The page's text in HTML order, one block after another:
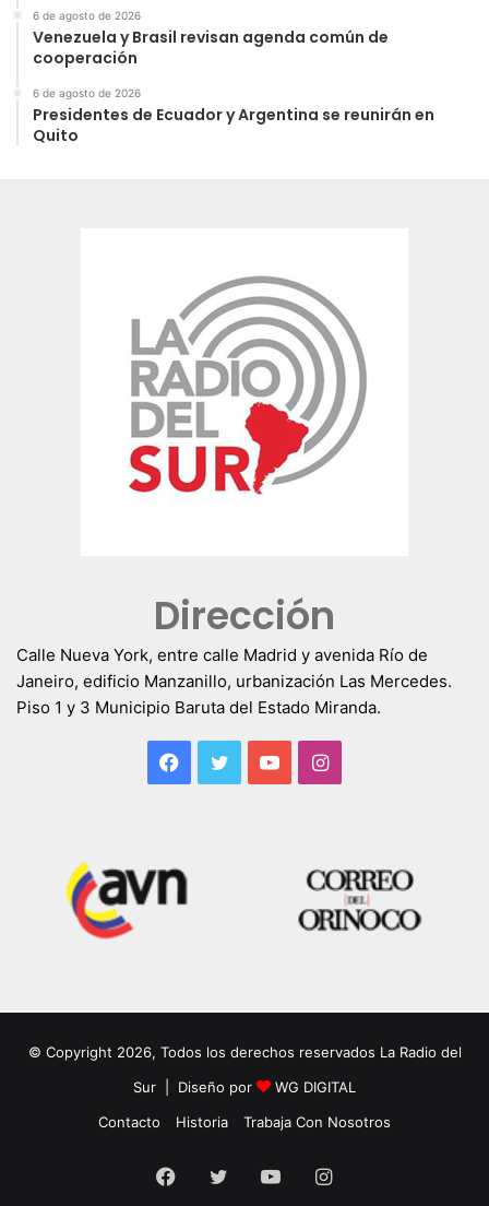
6 de agosto de 2026
Venezuela y Brasil revisan agenda común de
cooperación
6 de agosto de 2026
Presidentes de Ecuador y Argentina se reunirán en
Quito
Dirección
Calle Nueva York, entre calle Madrid y avenida Río de
Janeiro, edificio Manzanillo, urbanización Las Mercedes.
Piso 1 y 3 Municipio Baruta del Estado Miranda.
Facebook
TwitterYouTubeInstagram
© Copyright 2026, Todos los derechos reservados La Radio del
Sur | Diseño por
WG DIGITAL
Contacto
Historia Trabaja Con Nosotros
Facebook
TwitterYouTubeInstagram